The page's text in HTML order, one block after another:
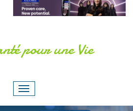
pour une Vie